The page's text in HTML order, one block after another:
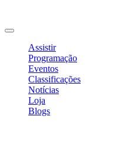
Assistir
Programação
Eventos
Classificações
Notícias
Loja
Blogs